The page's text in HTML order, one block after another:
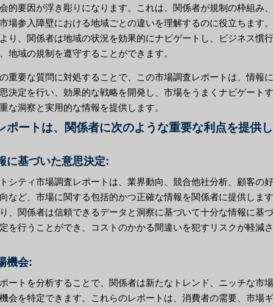
的要因が浮き彫りになります。これは、関係者が規制の枠組み
場参入障壁における地域ごとの違いを理解するのに役立ちます
り、関係者は地域の状況を効果的にナビゲートし、ビジネス慣
地域の規制を遵守することができます。
重要な質問に対処することで、この市場調査レポートは、情報
決定を行い、効果的な戦略を開発し、市場をうまくナビゲート
な洞察と実用的な情報を提供します。
ポートは、関係者に次のような重要な利点を提供
に基づいた意思決定:
シティ市場調査レポートは、業界動向、競合他社分析、顧客の
など、市場に関する包括的かつ正確な情報を関係者に提供しま
、関係者は信頼できるデータと洞察に基づいて十分な情報に基
を行うことができ、コストのかかる間違いを犯すリスクが軽減
機会:
ートを分析することで、関係者は新たなトレンド、ニッチな市
会を特定できます。これらのレポートは、消費者の需要、市場